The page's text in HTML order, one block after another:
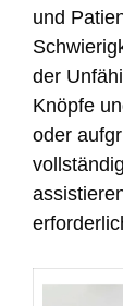
und
der
Knöpfe
oder